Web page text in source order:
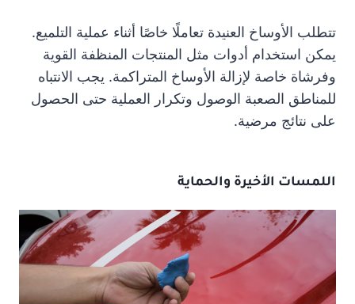
تتطلب الأوساخ العنيدة تعاملًا خاصًا أثناء عملية التلميع.
يمكن استخدام أدوات مثل المنتجات المنظفة القوية
وفرشاة خاصة لإزالة الأوساخ المتراكمة. يجب الانتباه
للمناطق الصعبة الوصول وتكرار العملية حتى الحصول
على نتائج مرضية.
اللمسات الأخيرة والحماية